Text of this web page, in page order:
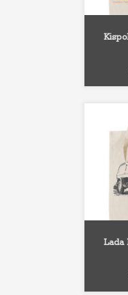
Lada